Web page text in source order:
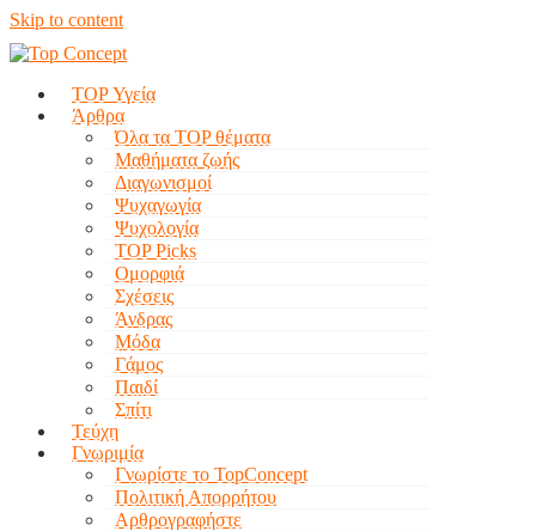
Skip to content
TOP Υγεία
Άρθρα
Όλα τα TOP θέματα
Μαθήματα ζωής
Διαγωνισμοί
Ψυχαγωγία
Ψυχολογία
TOP Picks
Ομορφιά
Σχέσεις
Άνδρας
Μόδα
Γάμος
Παιδί
Σπίτι
Τεύχη
Γνωριμία
Γνωρίστε το TopConcept
Πολιτική Απορρήτου
Αρθρογραφήστε